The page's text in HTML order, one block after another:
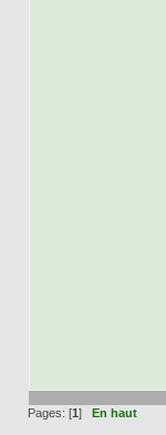
Pages: [1] En haut